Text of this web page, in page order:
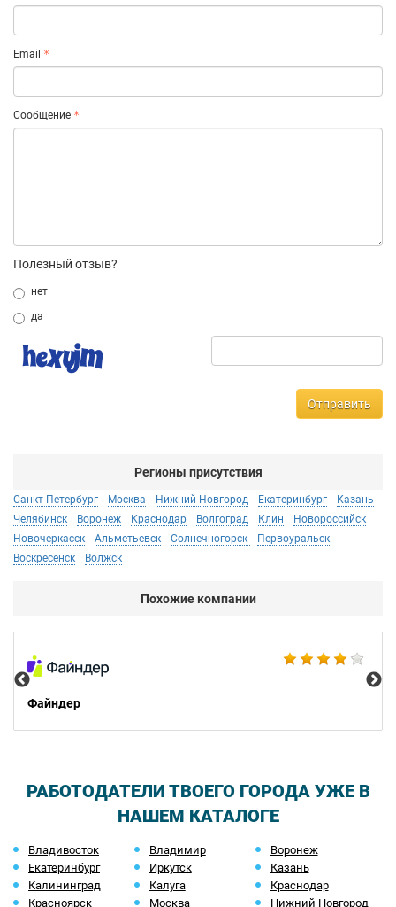
Email
Сообщение
Полезный отзыв?
нет
да
Отправить
Регионы присутствия
Санкт-Петербург Москва Нижний Новгород Екатеринбург
Казань
Челябинск
Воронеж Краснодар Волгоград Клин
Новороссийск
Новочеркасск
Альметьевск Солнечногорск
Первоуральск
Воскресенск
Волжск
Похожие компании
Файндер
РАБОТОДАТЕЛИ ТВОЕГО ГОРОДА УЖЕ В
НАШЕМ КАТАЛОГЕ
Владивосток Владимир
Воронеж
Екатеринбург
Иркутск
Казань
Калининград
Калуга
Краснодар
Красноярск
Москва Нижний Новгород